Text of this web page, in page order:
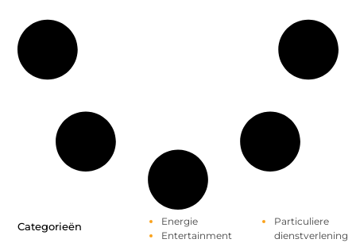
Categorieën
Energie
Entertainment
Particuliere
dienstverlening